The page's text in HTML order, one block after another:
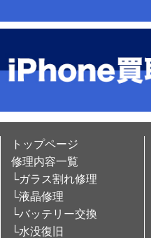
トップページ
修理内容一覧
└ガラス割れ修理
└液晶修理
└バッテリー交換
└水没復旧